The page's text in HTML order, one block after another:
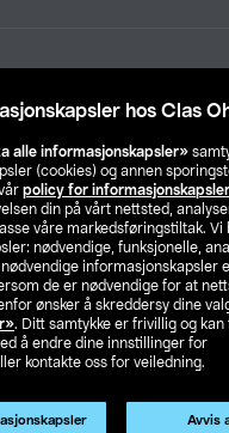
hos Clas
alle informasjonskapsler»
(cookies) og annen
policy for informasjonskapsler
din på vårt nettsted,
våre markedsføringstiltak. Vi
nødvendige, funksjonelle,
informasjonskapsler
de er nødvendige for at
ønsker å skreddersy dine
. Ditt samtykke er frivillig og kan
å endre dine innstillinger for
kontakte oss for veiledning.
Avvis
Finn din butikk
SE NO FI